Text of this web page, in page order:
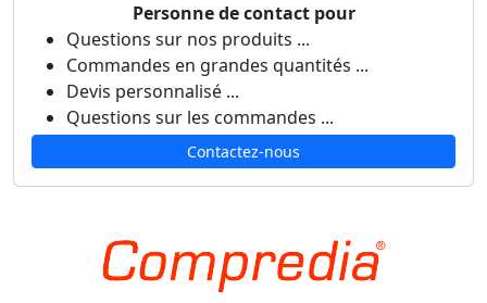
Personne de contact pour
Questions sur nos produits ...
Commandes en grandes quantités ...
Devis personnalisé ...
Questions sur les commandes ...
Contactez-nous